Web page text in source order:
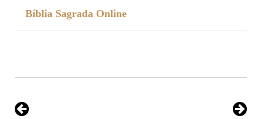
Bíblia Sagrada Online